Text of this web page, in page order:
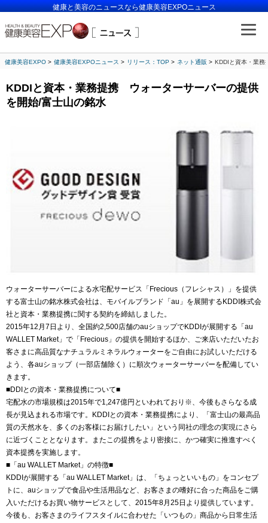
健康と美容のニュースなら健康美容EXPOニュース
健康美容EXPO 健康美容EXPOニュース リリース：TOP ネット通販 KDDIと資本・業
KDDIと資本・業務提携 ウォーターサーバーの提供
を開始/富士山の銘水
ウォーターサーバーによる水宅配サービス「Frecious（フレシャス）」を提供
する富士山の銘水株式会社は、モバイルブランド「au」を展開するKDDI株式会
社と資本・業務提携に関する契約を締結しました。
2015年12月7日より、全国約2,500店舗のauショップでKDDIが展開する「au
WALLET Market」で「Frecious」の提供を開始するほか、ご来店いただいたお
客さまに高品質なナチュラルミネラルウォーターをご自由にお試しいただける
よう、各auショップ（一部店舗除く）に順次ウォーターサーバーを配備してい
きます。
■DDIとの資本・業務提携について■
宅配水の市場規模は2015年で1,247億円といわれており※、今後もさらなる成
長が見込まれる市場です。KDDIとの資本・業務提携により、「富士山の最高品
質の天然水を、多くのお客様にお届けしたい」という同社の理念の実現にさら
に近づくこととなります。またこの提携をより密接に、かつ確実に推進すべく
資本提携を実施します。
■「au WALLET Market」の特徴■
KDDIが展開する「au WALLET Market」は、「ちょっといいもの」をコンセプ
トに、auショップで食品や生活用品など、お客さまの嗜好に合った商品をご購
入いただけるお買い物サービスとして、2015年8月25日より提供しています。
今後も、お客さまのライフスタイルに合わせた「いつもの」商品から日常生活